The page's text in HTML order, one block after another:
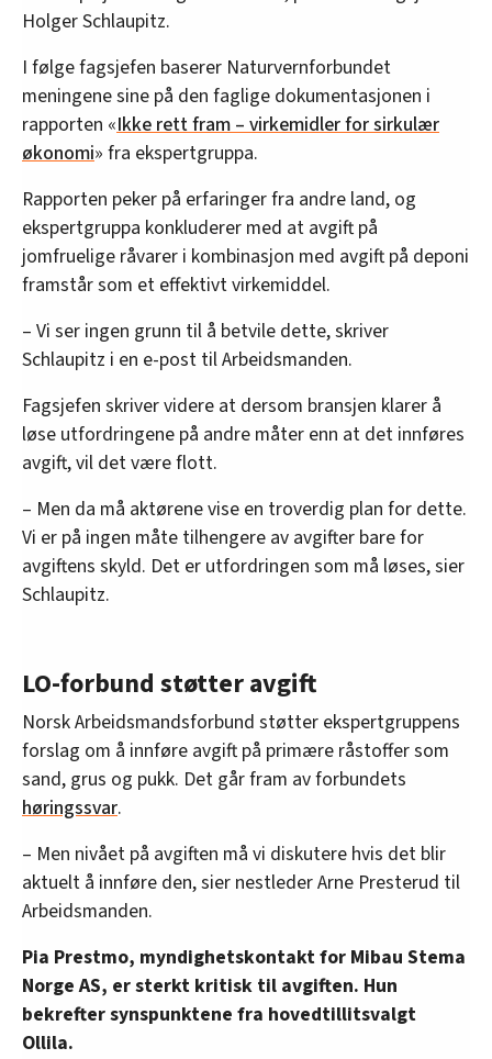
Holger Schlaupitz.
I følge fagsjefen baserer Naturvernforbundet
meningene sine på den faglige dokumentasjonen i
rapporten «Ikke rett fram – virkemidler for sirkulær
økonomi» fra ekspertgruppa.
Rapporten peker på erfaringer fra andre land, og
ekspertgruppa konkluderer med at avgift på
jomfruelige råvarer i kombinasjon med avgift på deponi
framstår som et effektivt virkemiddel.
– Vi ser ingen grunn til å betvile dette, skriver
Schlaupitz i en e-post til Arbeidsmanden.
Fagsjefen skriver videre at dersom bransjen klarer å
løse utfordringene på andre måter enn at det innføres
avgift, vil det være flott.
– Men da må aktørene vise en troverdig plan for dette.
Vi er på ingen måte tilhengere av avgifter bare for
avgiftens skyld. Det er utfordringen som må løses, sier
Schlaupitz.
LO-forbund støtter avgift
Norsk Arbeidsmandsforbund støtter ekspertgruppens
forslag om å innføre avgift på primære råstoffer som
sand, grus og pukk. Det går fram av forbundets
høringssvar.
– Men nivået på avgiften må vi diskutere hvis det blir
aktuelt å innføre den, sier nestleder Arne Presterud til
Arbeidsmanden.
Pia Prestmo, myndighetskontakt for Mibau Stema
Norge AS, er sterkt kritisk til avgiften. Hun
bekrefter synspunktene fra hovedtillitsvalgt
Ollila.